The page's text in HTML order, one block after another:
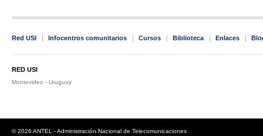
Red USI Infocentros comunitarios Cursos Biblioteca Enlaces
RED USI
Montevideo - Uruguay
© 2026 ANTEL - Administración Nacional de Telecomunicaciones